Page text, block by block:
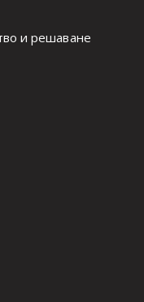
и решаване